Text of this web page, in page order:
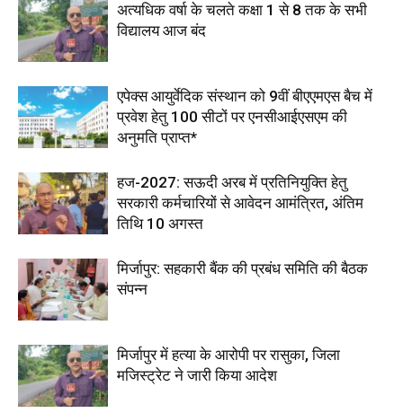
अत्यधिक वर्षा के चलते कक्षा 1 से 8 तक के सभी
विद्यालय आज बंद
एपेक्स आयुर्वेदिक संस्थान को 9वीं बीएएमएस बैच में
प्रवेश हेतु 100 सीटों पर एनसीआईएसएम की
अनुमति प्राप्त*
हज-2027: सऊदी अरब में प्रतिनियुक्ति हेतु
सरकारी कर्मचारियों से आवेदन आमंत्रित, अंतिम
तिथि 10 अगस्त
मिर्जापुर: सहकारी बैंक की प्रबंध समिति की बैठक
संपन्न
मिर्जापुर में हत्या के आरोपी पर रासुका, जिला
मजिस्ट्रेट ने जारी किया आदेश